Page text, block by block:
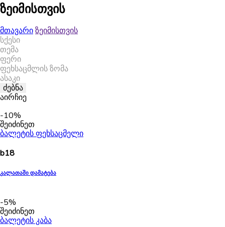
ზეიმისთვის
მთავარიზეიმისთვის
სქესი
თემა
ფერი
ფეხსაცმლის ზომა
ასაკი
აირჩიე
-10%
შეიძინეთ
ბალეტის ფეხსაცმელი
b18
კალათაში დამატება
-5%
შეიძინეთ
ბალეტის კაბა